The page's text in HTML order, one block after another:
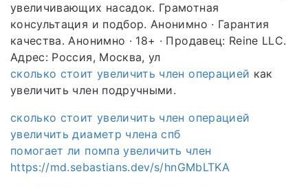
увеличивающих насадок. Грамотная
консультация и подбор. Анонимно · Гарантия
качества. Анонимно · 18+ · Продавец: Reine LLC.
Адрес: Россия, Москва, ул
сколько стоит увеличить член операцией как
увеличить член подручными.
сколько стоит увеличить член операцией
увеличить диаметр члена спб
помогает ли помпа увеличить член
https://md.sebastians.dev/s/hnGMbLTKA